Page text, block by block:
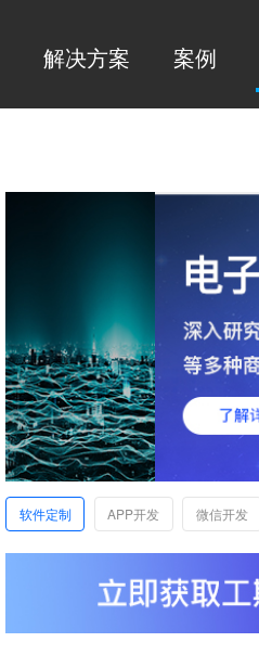
解决方案 案例
软件定制 APP开发 微信开发